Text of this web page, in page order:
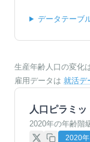
データテーブ
生産年齢人口の変化
雇用データは 就活デ
人口ピラミッ
2020年の年齢階
2020年